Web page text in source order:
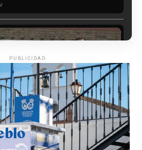
DE LAS FIESTAS COLOMBINAS
PUBLICIDAD